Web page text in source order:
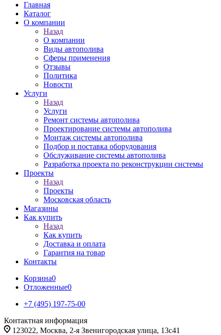
Главная
Каталог
О компании
Назад
О компании
Виды автополива
Сферы применения
Отзывы
Политика
Новости
Услуги
Назад
Услуги
Ремонт системы автополива
Проектирование системы автополива
Монтаж системы автополива
Подбор и поставка оборудования
Обслуживание системы автополива
Разработка проекта по реконструкции системы
Проекты
Назад
Проекты
Московская область
Магазины
Как купить
Назад
Как купить
Доставка и оплата
Гарантия на товар
Контакты
Корзина0
Отложенные0
+7 (495) 197-75-00
Контактная информация
123022, Москва, 2-я Звенигородская улица, 13с41